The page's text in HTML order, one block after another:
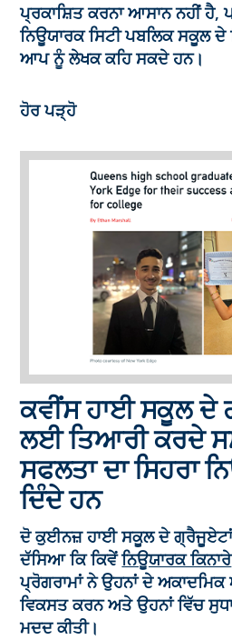
ਪ੍ਰਕਾਸ਼ਿਤ ਕਰਨਾ ਆਸਾਨ ਨਹੀਂ
ਨਿਊਯਾਰਕ ਸਿਟੀ ਪਬਲਿਕ ਸਕੂਲ
ਆਪ ਨੂੰ ਲੇਖਕ ਕਹਿ ਸਕਦੇ ਹਨ।
ਹੋਰ ਪੜ੍ਹੋ
ਕਵੀਂਸ ਹਾਈ ਸਕੂਲ ਦੇ
ਲਈ ਤਿਆਰੀ ਕਰਦੇ
ਸਫਲਤਾ ਦਾ ਸਿਹਰਾ
ਦਿੰਦੇ ਹਨ
ਦੋ ਕੁਈਨਜ਼ ਹਾਈ ਸਕੂਲ ਦੇ ਗ੍ਰੈਜੂਏਟਾਂ
ਦੱਸਿਆ ਕਿ ਕਿਵੇਂਨਿਊਯਾਰਕ ਕਿਨਾਰੇ
ਪ੍ਰੋਗਰਾਮਾਂ ਨੇ ਉਹਨਾਂ ਦੇ
ਵਿਕਸਤ ਕਰਨ ਅਤੇ ਉਹਨਾਂ ਵਿੱਚ
ਮਦਦ ਕੀਤੀ।